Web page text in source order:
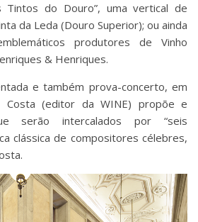
Tintos do Douro”, uma vertical de
da Leda (Douro Superior); ou ainda
produtores de Vinho
& Henriques.
e também prova-concerto, em
Costa (editor da WINE) propõe e
serão intercalados por “seis
clássica de compositores célebres,